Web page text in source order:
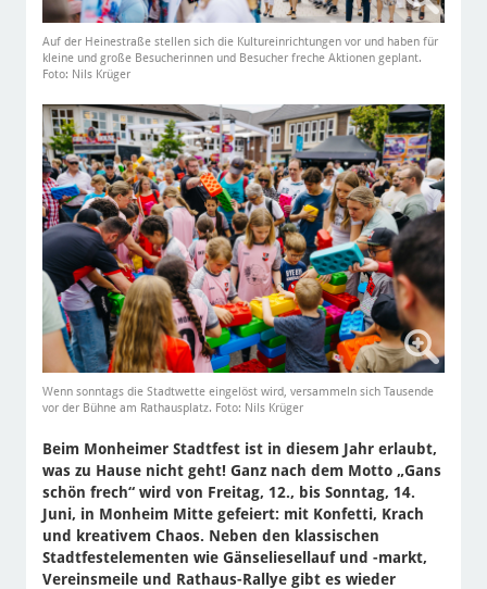
Auf der Heinestraße stellen sich die Kultureinrichtungen vor und haben für
kleine und große Besucherinnen und Besucher freche Aktionen geplant.
Foto: Nils Krüger
Wenn sonntags die Stadtwette eingelöst wird, versammeln sich Tausende
vor der Bühne am Rathausplatz. Foto: Nils Krüger
Beim Monheimer Stadtfest ist in diesem Jahr erlaubt,
was zu Hause nicht geht! Ganz nach dem Motto „Gans
schön frech“ wird von Freitag, 12., bis Sonntag, 14.
Juni, in Monheim Mitte gefeiert: mit Konfetti, Krach
und kreativem Chaos. Neben den klassischen
Stadtfestelementen wie Gänseliesellauf und -markt,
Vereinsmeile und Rathaus-Rallye gibt es wieder